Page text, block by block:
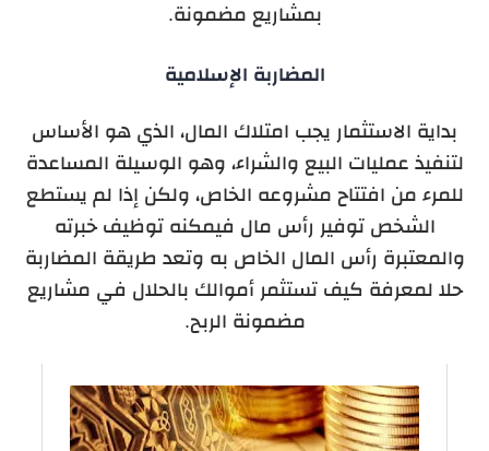
بمشاريع مضمونة.
المضاربة الإسلامية
بداية الاستثمار يجب امتلاك المال، الذي هو الأساس
لتنفيذ عمليات البيع والشراء، وهو الوسيلة المساعدة
للمرء من افتتاح مشروعه الخاص، ولكن إذا لم يستطع
الشخص توفير رأس مال فيمكنه توظيف خبرته
والمعتبرة رأس المال الخاص به وتعد طريقة المضاربة
حلا لمعرفة كيف تستثمر أموالك بالحلال في مشاريع
مضمونة الربح.